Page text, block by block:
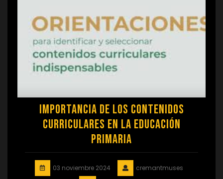
Importancia de los Contenidos
Curriculares en la Educación
Primaria
03 noviembre 2024
cremantmuses